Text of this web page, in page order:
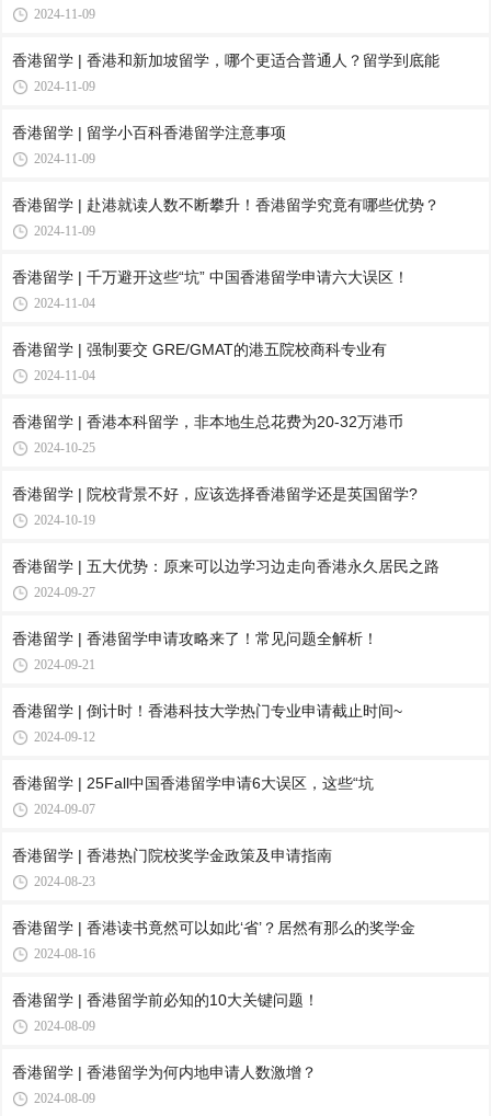
2024-11-09
香港留学 | 香港和新加坡留学，哪个更适合普通人？留学到底能
2024-11-09
香港留学 | 留学小百科香港留学注意事项
2024-11-09
香港留学 | 赴港就读人数不断攀升！香港留学究竟有哪些优势？
2024-11-09
香港留学 | 千万避开这些“坑” 中国香港留学申请六大误区！
2024-11-04
香港留学 | 强制要交 GRE/GMAT的港五院校商科专业有
2024-11-04
香港留学 | 香港本科留学，非本地生总花费为20-32万港币
2024-10-25
香港留学 | 院校背景不好，应该选择香港留学还是英国留学?
2024-10-19
香港留学 | 五大优势：原来可以边学习边走向香港永久居民之路
2024-09-27
香港留学 | 香港留学申请攻略来了！常见问题全解析！
2024-09-21
香港留学 | 倒计时！香港科技大学热门专业申请截止时间~
2024-09-12
香港留学 | 25Fall中国香港留学申请6大误区，这些“坑
2024-09-07
香港留学 | 香港热门院校奖学金政策及申请指南
2024-08-23
香港留学 | 香港读书竟然可以如此‘省’？居然有那么的奖学金
2024-08-16
香港留学 | 香港留学前必知的10大关键问题！
2024-08-09
香港留学 | 香港留学为何内地申请人数激增？
2024-08-09